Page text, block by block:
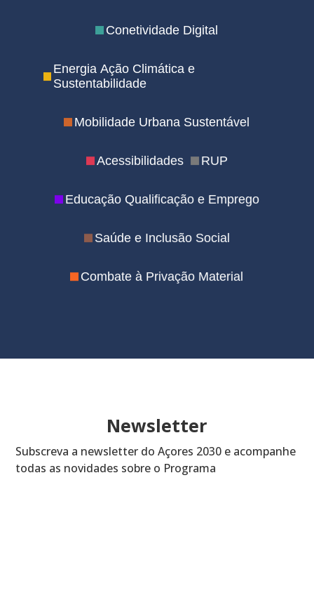
Conetividade Digital
Energia Ação Climática e
Sustentabilidade
Mobilidade Urbana Sustentável
Acessibilidades RUP
Educação Qualificação e Emprego
Saúde e Inclusão Social
Combate à Privação Material
Newsletter
Subscreva a newsletter do Açores 2030 e acompanhe
todas as novidades sobre o Programa